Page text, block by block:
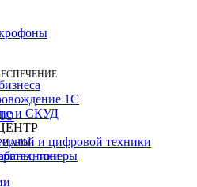
тонеры
1C
и СКУД
и цифровой техники